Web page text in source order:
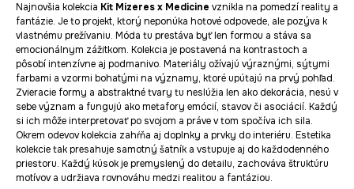
Najnovšia kolekcia Kit Mizeres x Medicine vznikla na pomedzí reality a
fantázie. Je to projekt, ktorý neponúka hotové odpovede, ale pozýva k
vlastnému prežívaniu. Móda tu prestáva byť len formou a stáva sa
emocionálnym zážitkom. Kolekcia je postavená na kontrastoch a
pôsobí intenzívne aj podmanivo. Materiály ožívajú výraznými, sýtymi
farbami a vzormi bohatými na významy, ktoré upútajú na prvý pohľad.
Zvieracie formy a abstraktné tvary tu neslúžia len ako dekorácia, nesú v
sebe význam a fungujú ako metafory emócií, stavov či asociácií. Každý
si ich môže interpretovať po svojom a práve v tom spočíva ich sila.
Okrem odevov kolekcia zahŕňa aj doplnky a prvky do interiéru. Estetika
kolekcie tak presahuje samotný šatník a vstupuje aj do každodenného
priestoru. Každý kúsok je premyslený do detailu, zachováva štruktúru
motívov a udržiava rovnováhu medzi realitou a fantáziou.